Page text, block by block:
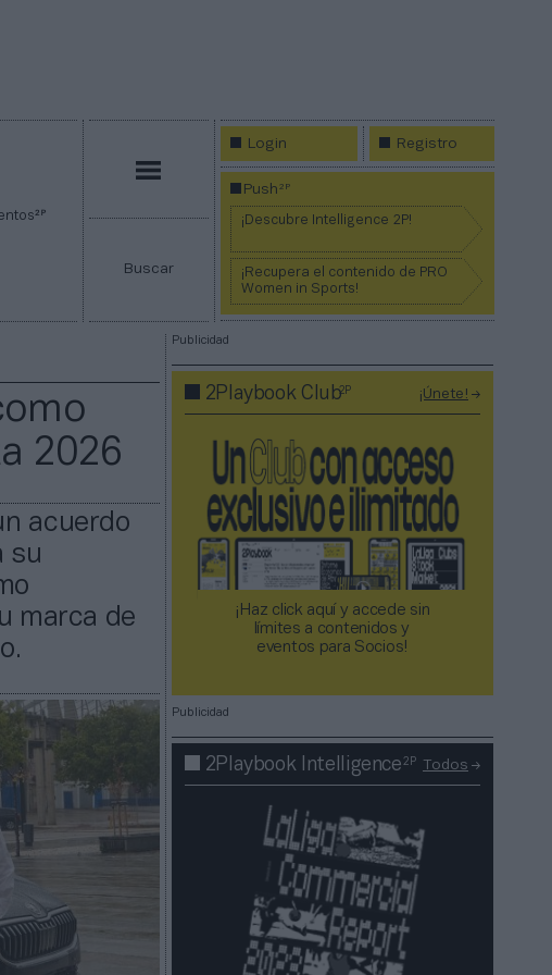
2P
Buscar
Login Registro
Push2P
¡Descubre Intelligence 2P!
¡Recupera el contenido de PRO
Women in Sports!
2026
acuerdo
su
marca de
Publicidad
2Playbook Club2P ¡Únete!
¡Haz click aquí y accede sin
límites a contenidos y
eventos para Socios!​​​​​​​
Publicidad
2Playbook Intelligence2P Todos